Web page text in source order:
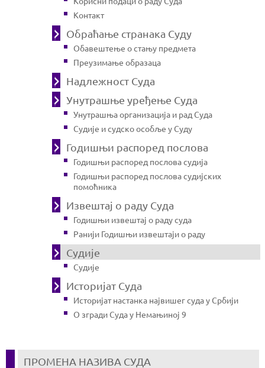
Контакт
Обраћање странака Суду
Обавештење о стању предмета
Преузимање образаца
Надлежност Суда
Унутрашње уређење Суда
Унутрашња организација и рад Суда
Судије и судско особље у Суду
Годишњи распоред послова
Годишњи распоред послова судија
Годишњи распоред послова судијских
помоћника
Извештај о раду Суда
Годишњи извештај о раду суда
Ранији Годишњи извештаји о раду
Судије
Судије
Историјат Суда
Историјат настанка највишег суда у Србији
О згради Суда у Немањиној 9
ПРОМЕНА НАЗИВА СУДА